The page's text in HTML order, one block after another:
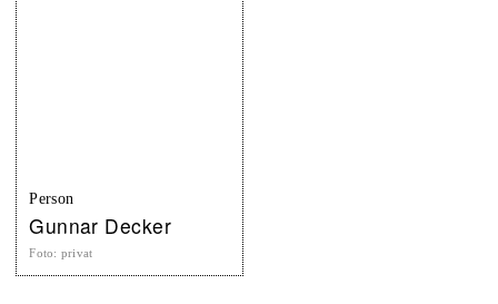
Person
Gunnar Decker
Foto: privat